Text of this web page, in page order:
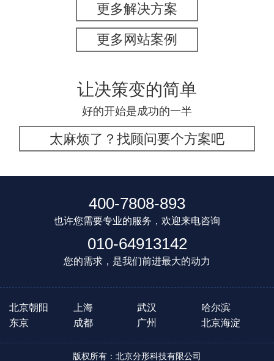
更多解决方案
更多网站案例
让决策变的简单
好的开始是成功的一半
太麻烦了？找顾问要个方案吧
400-7808-893
也许您需要专业的服务，欢迎来电咨询
010-64913142
您的需求，是我们前进最大的动力
北京朝阳 上海 武汉
哈尔滨
东京
成都 广州 北京海淀
版权所有：北京分形科技有限公司